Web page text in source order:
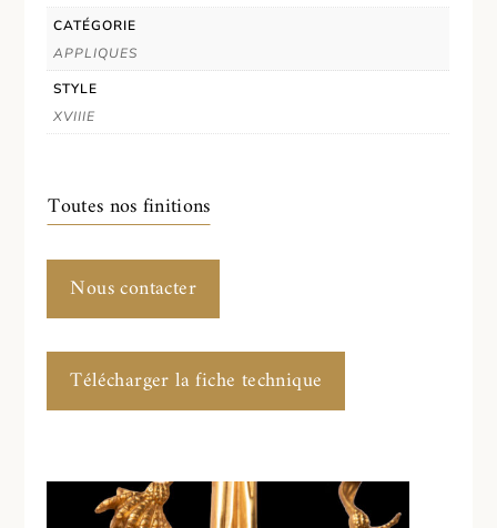
CATÉGORIE
APPLIQUES
STYLE
XVIIIE
Toutes nos finitions
Nous contacter
Télécharger la fiche technique